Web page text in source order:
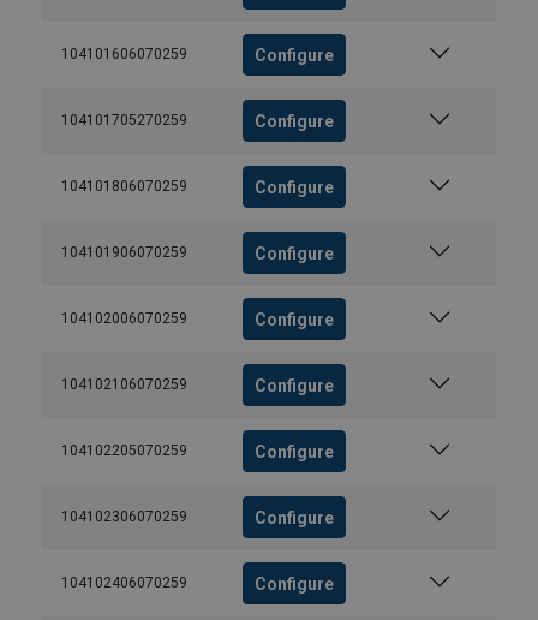
104101606070259 Configure
104101705270259 Configure
104101806070259 Configure
104101906070259 Configure
104102006070259 Configure
104102106070259 Configure
104102205070259 Configure
104102306070259 Configure
104102406070259 Configure